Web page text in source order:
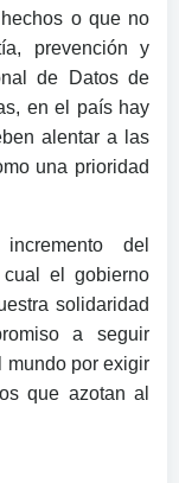
o que no
prevención y
de Datos de
en el país hay
alentar a las
una prioridad
del
cual el gobierno
solidaridad
a seguir
mundo por exigir
que azotan al